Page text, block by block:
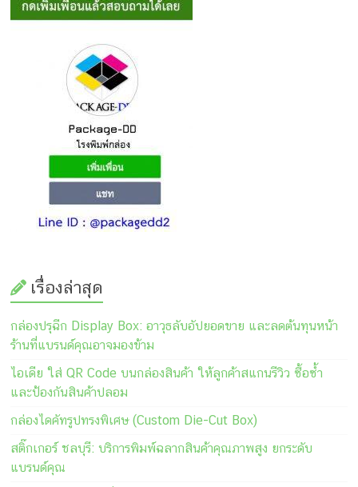
เรื่องล่าสุด
กล่องปรุฉีก Display Box: อาวุธลับอัปยอดขาย และลดต้นทุนหน้า
ร้านที่แบรนด์คุณอาจมองข้าม
ไอเดีย ใส่ QR Code บนกล่องสินค้า ให้ลูกค้าสแกนรีวิว ซื้อซ้ำ
และป้องกันสินค้าปลอม
กล่องไดคัทรูปทรงพิเศษ (Custom Die-Cut Box)
สติ๊กเกอร์ ชลบุรี: บริการพิมพ์ฉลากสินค้าคุณภาพสูง ยกระดับ
แบรนด์คุณ